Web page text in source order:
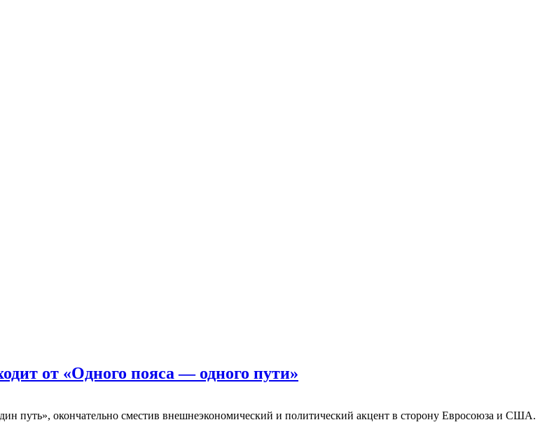
от «Одного пояса — одного пути»
путь», окончательно сместив внешнеэкономический и политический акцент в сторону Евросоюза и США.